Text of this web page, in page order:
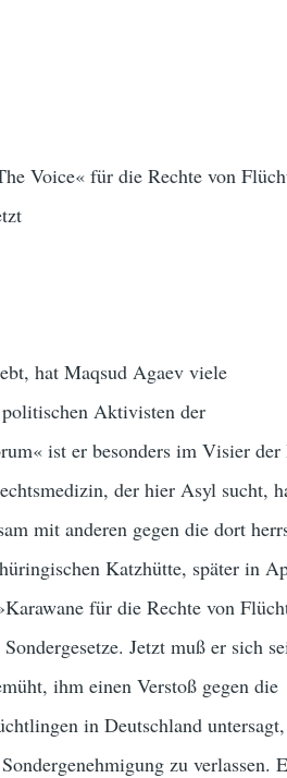
Voice« für die Rechte von
hat Maqsud Agaev viele
Aktivisten der
ist er besonders im Visier der
der hier Asyl sucht,
mit anderen gegen die dort
Katzhütte, später in
für die Rechte von
Jetzt muß er sich
ihm einen Verstoß gegen die
in Deutschland
zu verlassen.